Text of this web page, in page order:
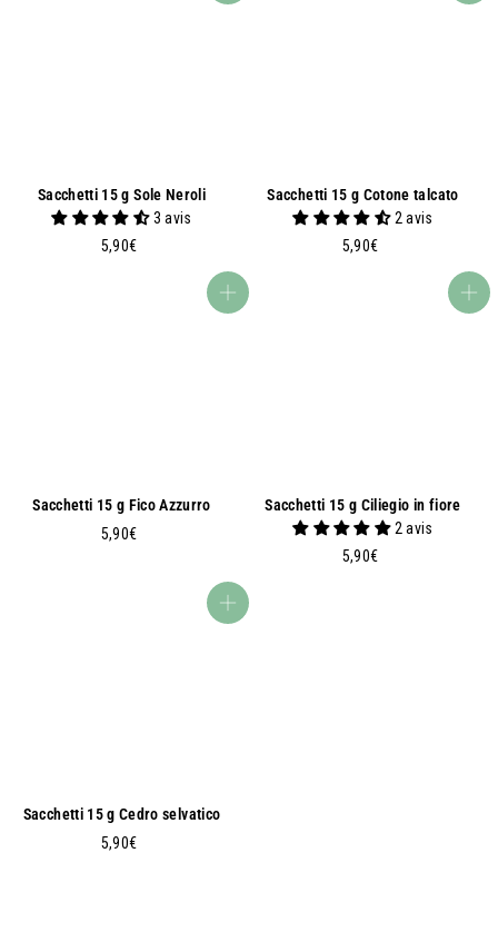
Sacchetti 15 g Sole Neroli
3 avis
5,90€5
Sacchetti 15 g Cotone talcato
2 avis
5,90€5
Aggiungi al carrello
Sacchetti 15 g Fico Azzurro
5,90€5
Aggiungi al carrello
Sacchetti 15 g Ciliegio in fiore
2 avis
5,90€5
Aggiungi al carrello
Sacchetti 15 g Cedro selvatico
5,90€5